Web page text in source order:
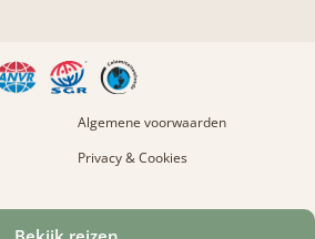
Algemene voorwaarden
Privacy & Cookies